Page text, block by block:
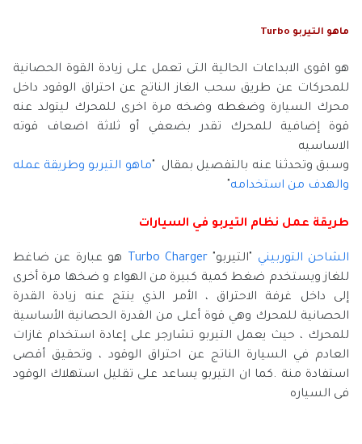
ماهو التيربو Turbo
هو اقوى الابداعات الحالية التى تعمل على زيادة القوة الحصانية
للمحركات عن طريق سحب الغاز الناتج عن احتراق الوقود داخل
محرك السيارة وضغطه وضخه مرة اخرى للمحرك ليتولد عنه
قوة إضافية للمحرك تقدر بضعفي أو ثلاثة اضعاف قوته
الاساسيه
وسبق وتحدثنا عنه بالتفصيل بمقال " ماهو التيربو وطريقة عمله
والهدف من استخدامه
طريقة عمل نظام التيربو في السيارات
الشاحن التوربيني "التيربو"Turbo Charger
هو عبارة عن ضاغط
للغاز ويستخدم ضغط كمية كبيرة من الهواء و ضخها مرة أخرى
إلى داخل غرفة الاحتراق ، الأمر الذي ينتج عنه زيادة القدرة
الحصانية للمحرك وهي قوة أعلى من القدرة الحصانية الأساسية
للمحرك ، حيث يعمل التيربو تشارجر على إعادة استخدام غازات
العادم في السيارة الناتج عن احتراق الوقود ، وتحقيق أقصى
استفادة منة .كما ان التيربو يساعد على تقليل استهلاك الوقود
فى السياره